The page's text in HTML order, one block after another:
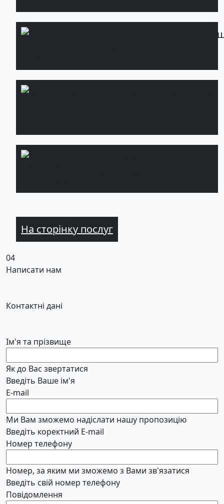
На сторінку послуг
04
Написати нам
Контактні дані
Ім'я та прізвище
Як до Вас звертатися
Введіть Ваше ім'я
E-mail
Ми Вам зможемо надіслати нашу пропозицію
Введіть коректний E-mail
Номер телефону
Номер, за яким ми зможемо з Вами зв'язатися
Введіть свій номер телефону
Повідомлення